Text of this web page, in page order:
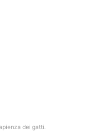
dei gatti.